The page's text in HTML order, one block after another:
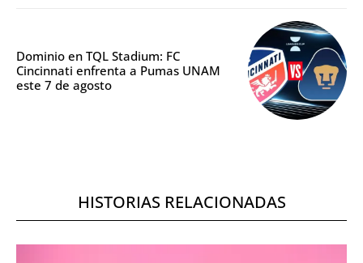
Dominio en TQL Stadium: FC
Cincinnati enfrenta a Pumas UNAM
este 7 de agosto
HISTORIAS RELACIONADAS